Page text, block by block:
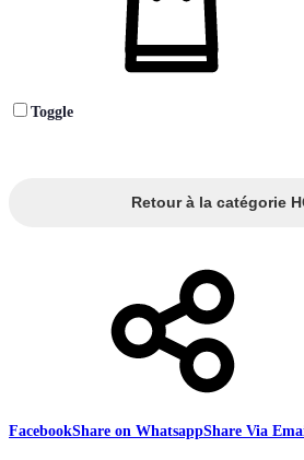
Toggle
Retour à la catégorie
FacebookShare on WhatsappShare Via